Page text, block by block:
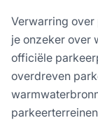
Verwarring
je onzeker over
officiële
overdreven